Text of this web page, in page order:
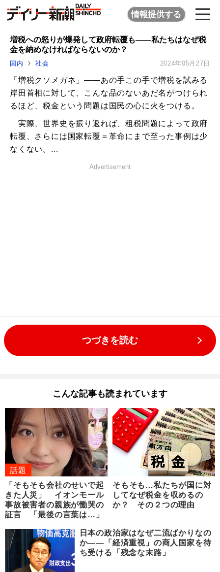
情報提供する
増税への怒りが爆発して政府転覆も――私たちはなぜ税
金を納めなければならないのか？
国内 社会 2024年05月27日
「増税クソメガネ」――あの手この手で増税を試みる
岸田首相に対して、こんな品のないあだ名がつけられ
るほど、税金という問題は国民の心に火をつける。
実際、世界史を振り返れば、租税問題によって政府
転覆、さらには国家転覆＝革命にまで至った事例は少
なくない。...
Advertisement
つづきを読む
こんな記事も読まれています
話題
「そもそも会社のせいで起
きた人災」 イオンモール
事故被害者の親族が慟哭の
証言 「最後の言葉は…」
そもそも…私たちが国に対
してなぜ税金を収めるの
か？ その２つの理由
日本の政治家はなぜ二流ばかりなの
か――「経済重視」の商人国家を待
ち受ける「残念な末路」